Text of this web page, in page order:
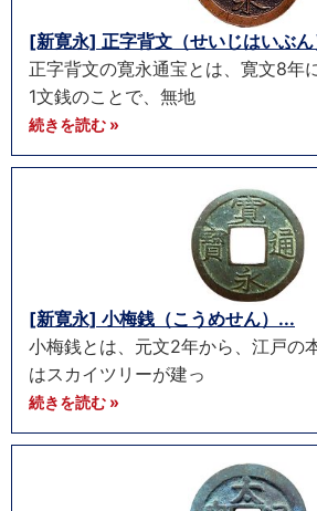
[新寛永] 正字背文（せいじはいぶ
正字背文の寛永通宝とは、寛文8年
1文銭のことで、無地
続きを読む »
[新寛永] 小梅銭（こうめせん）...
小梅銭とは、元文2年から、江戸の
はスカイツリーが建っ
続きを読む »